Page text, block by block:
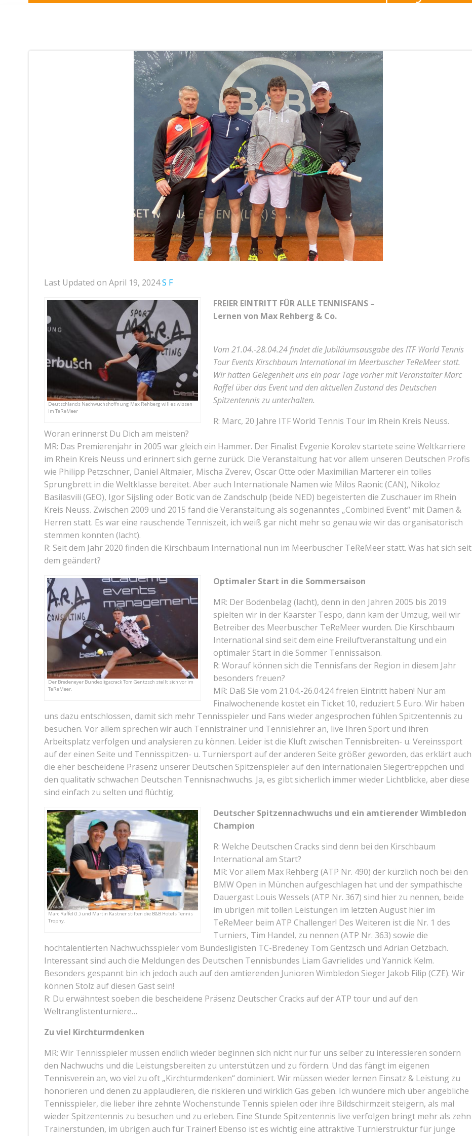
Last Updated on April 19, 2024S F
Deutschlands Nachwuchshoffnung Max Rehberg will es wissen
im TeReMeer
FREIER EINTRITT FÜR ALLE TENNISFANS –
Lernen von Max Rehberg & Co.
Vom 21.04.-28.04.24 findet die Jubiläumsausgabe des ITF World Tennis
Tour Events Kirschbaum International im Meerbuscher TeReMeer statt.
Wir hatten Gelegenheit uns ein paar Tage vorher mit Veranstalter Marc
Raffel über das Event und den aktuellen Zustand des Deutschen
Spitzentennis zu unterhalten.
R: Marc, 20 Jahre ITF World Tennis Tour im Rhein Kreis Neuss.
Woran erinnerst Du Dich am meisten?
MR: Das Premierenjahr in 2005 war gleich ein Hammer. Der Finalist Evgenie Korolev startete seine Weltkarriere
im Rhein Kreis Neuss und erinnert sich gerne zurück. Die Veranstaltung hat vor allem unseren Deutschen Profis
wie Philipp Petzschner, Daniel Altmaier, Mischa Zverev, Oscar Otte oder Maximilian Marterer ein tolles
Sprungbrett in die Weltklasse bereitet. Aber auch Internationale Namen wie Milos Raonic (CAN), Nikoloz
Basilasvili (GEO), Igor Sijsling oder Botic van de Zandschulp (beide NED) begeisterten die Zuschauer im Rhein
Kreis Neuss. Zwischen 2009 und 2015 fand die Veranstaltung als sogenanntes „Combined Event“ mit Damen &
Herren statt. Es war eine rauschende Tenniszeit, ich weiß gar nicht mehr so genau wie wir das organisatorisch
stemmen konnten (lacht).
R: Seit dem Jahr 2020 finden die Kirschbaum International nun im Meerbuscher TeReMeer statt. Was hat sich seit
dem geändert?
Der Bredeneyer Bundesligacrack Tom Gentzsch stellt sich vor im
TeReMeer.
Optimaler Start in die Sommersaison
MR: Der Bodenbelag (lacht), denn in den Jahren 2005 bis 2019
spielten wir in der Kaarster Tespo, dann kam der Umzug, weil wir
Betreiber des Meerbuscher TeReMeer wurden. Die Kirschbaum
International sind seit dem eine Freiluftveranstaltung und ein
optimaler Start in die Sommer Tennissaison.
R: Worauf können sich die Tennisfans der Region in diesem Jahr
besonders freuen?
MR: Daß Sie vom 21.04.-26.04.24 freien Eintritt haben! Nur am
Finalwochenende kostet ein Ticket 10, reduziert 5 Euro. Wir haben
uns dazu entschlossen, damit sich mehr Tennisspieler und Fans wieder angesprochen fühlen Spitzentennis zu
besuchen. Vor allem sprechen wir auch Tennistrainer und Tennislehrer an, live Ihren Sport und ihren
Arbeitsplatz verfolgen und analysieren zu können. Leider ist die Kluft zwischen Tennisbreiten- u. Vereinssport
auf der einen Seite und Tennisspitzen- u. Turniersport auf der anderen Seite größer geworden, das erklärt auch
die eher bescheidene Präsenz unserer Deutschen Spitzenspieler auf den internationalen Siegertreppchen und
den qualitativ schwachen Deutschen Tennisnachwuchs. Ja, es gibt sicherlich immer wieder Lichtblicke, aber diese
sind einfach zu selten und flüchtig.
Marc Raffel (l.) und Martin Kastner stiften die B&B Hotels Tennis
Trophy.
Deutscher Spitzennachwuchs und ein amtierender Wimbledon
Champion
R: Welche Deutschen Cracks sind denn bei den Kirschbaum
International am Start?
MR: Vor allem Max Rehberg (ATP Nr. 490) der kürzlich noch bei den
BMW Open in München aufgeschlagen hat und der sympathische
Dauergast Louis Wessels (ATP Nr. 367) sind hier zu nennen, beide
im übrigen mit tollen Leistungen im letzten August hier im
TeReMeer beim ATP Challenger! Des Weiteren ist die Nr. 1 des
Turniers, Tim Handel, zu nennen (ATP Nr. 363) sowie die
hochtalentierten Nachwuchsspieler vom Bundesligisten TC-Bredeney Tom Gentzsch und Adrian Oetzbach.
Interessant sind auch die Meldungen des Deutschen Tennisbundes Liam Gavrielides und Yannick Kelm.
Besonders gespannt bin ich jedoch auch auf den amtierenden Junioren Wimbledon Sieger Jakob Filip (CZE). Wir
können Stolz auf diesen Gast sein!
R: Du erwähntest soeben die bescheidene Präsenz Deutscher Cracks auf der ATP tour und auf den
Weltranglistenturniere…
Zu viel Kirchturmdenken
MR: Wir Tennisspieler müssen endlich wieder beginnen sich nicht nur für uns selber zu interessieren sondern
den Nachwuchs und die Leistungsbereiten zu unterstützen und zu fördern. Und das fängt im eigenen
Tennisverein an, wo viel zu oft „Kirchturmdenken“ dominiert. Wir müssen wieder lernen Einsatz & Leistung zu
honorieren und denen zu applaudieren, die riskieren und wirklich Gas geben. Ich wundere mich über angebliche
Tennisspieler, die lieber ihre zehnte Wochenstunde Tennis spielen oder ihre Bildschirmzeit steigern, als mal
wieder Spitzentennis zu besuchen und zu erleben. Eine Stunde Spitzentennis live verfolgen bringt mehr als zehn
Trainerstunden, im übrigen auch für Trainer! Ebenso ist es wichtig eine attraktive Turnierstruktur für junge